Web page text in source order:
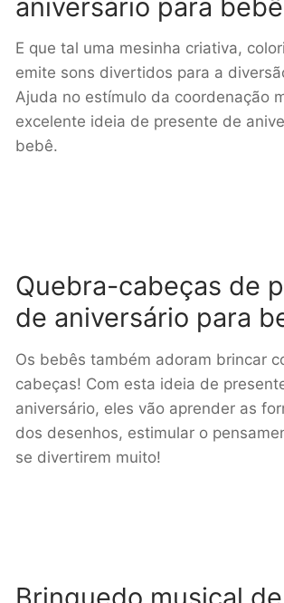
aniversário para bebê
E que tal uma mesinha criativa,
emite sons divertidos para a
Ajuda no estímulo da coordenação
excelente ideia de presente de
bebê.
Quebra-cabeças de
de aniversário para
Os bebês também adoram brincar
cabeças! Com esta ideia de
aniversário, eles vão aprender as
dos desenhos, estimular o
se divertirem muito!